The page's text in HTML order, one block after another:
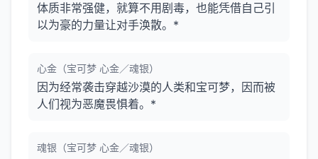
体质非常强健，就算不用剧毒，也能凭借自己引
以为豪的力量让对手涣散。*
心金（宝可梦 心金／魂银）
因为经常袭击穿越沙漠的人类和宝可梦，因而被
人们视为恶魔畏惧着。*
魂银（宝可梦 心金／魂银）